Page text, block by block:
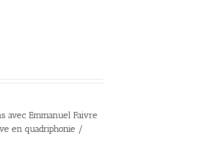
avec Emmanuel Faivre
en quadriphonie /